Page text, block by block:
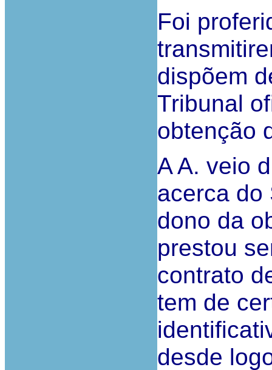
Foi
dispõem
Tribunal
obtenção
A A. veio
acerca do
dono da
prestou
contrato
tem de
desde